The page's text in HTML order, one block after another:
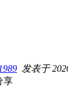
发表于
享